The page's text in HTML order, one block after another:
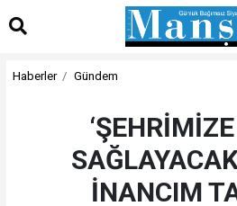
Haberler Gündem
İNANCIM